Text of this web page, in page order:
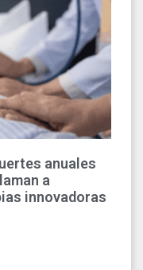
anuales
a
innovadoras